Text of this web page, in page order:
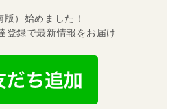
版）始めました！
登録で最新情報をお届け